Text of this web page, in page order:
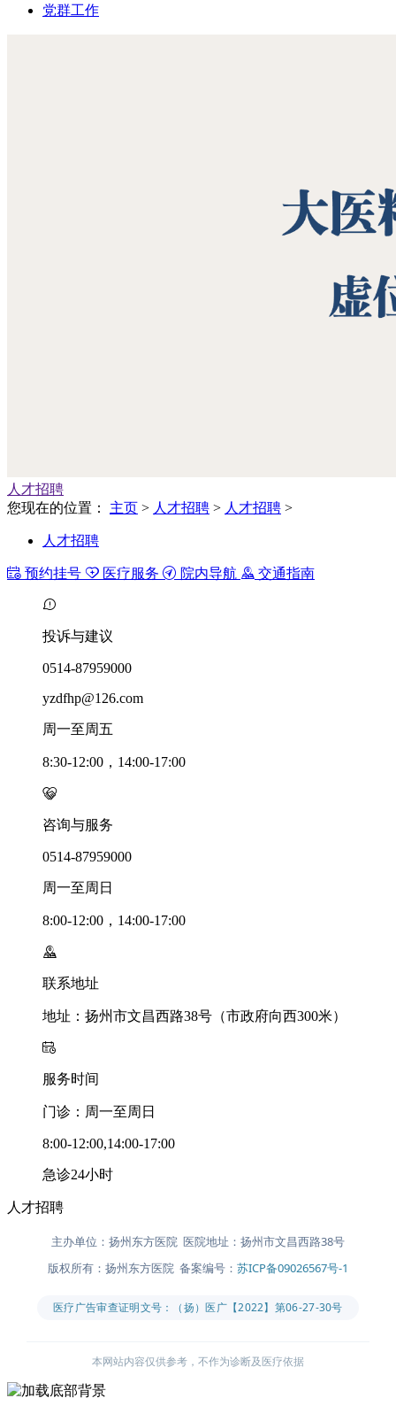
党群工作
人才招聘
您现在的位置：
主页 > 人才招聘 > 人才招聘 >
人才招聘
预约挂号 医疗服务 院内导航 交通指南
投诉与建议
0514-87959000
yzdfhp@126.com
周一至周五
8:30-12:00，14:00-17:00
咨询与服务
0514-87959000
周一至周日
8:00-12:00，14:00-17:00
联系地址
地址：扬州市文昌西路38号（市政府向西300米）
服务时间
门诊：周一至周日
8:00-12:00,14:00-17:00
急诊24小时
人才招聘
主办单位：扬州东方医院 医院地址：扬州市文昌西路38号
版权所有：扬州东方医院 备案编号： 苏ICP备09026567号-1
医疗广告审查证明文号：（扬）医广【2022】第06-27-30号
本网站内容仅供参考，不作为诊断及医疗依据